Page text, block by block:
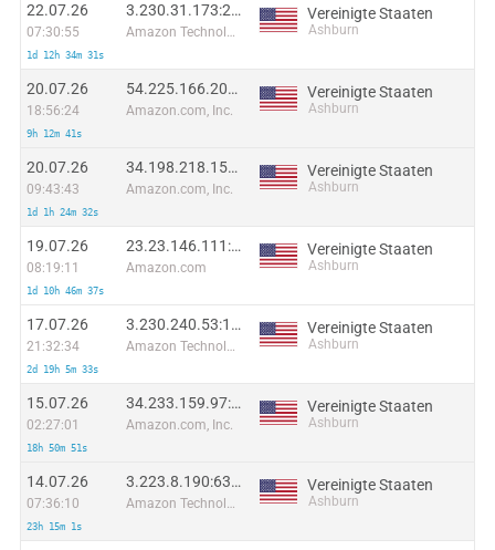
22.07.26
07:30:55
1d 12h 34m 31s
3.230.31.173:24794
Amazon Technologies Inc.
Vereinigte Staaten
Ashburn
20.07.26
18:56:24
9h 12m 41s
54.225.166.204:64411
Amazon.com, Inc.
Vereinigte Staaten
Ashburn
20.07.26
09:43:43
1d 1h 24m 32s
34.198.218.152:16359
Amazon.com, Inc.
Vereinigte Staaten
Ashburn
19.07.26
08:19:11
1d 10h 46m 37s
23.23.146.111:24011
Amazon.com
Vereinigte Staaten
Ashburn
17.07.26
21:32:34
2d 19h 5m 33s
3.230.240.53:18166
Amazon Technologies Inc.
Vereinigte Staaten
Ashburn
15.07.26
02:27:01
18h 50m 51s
34.233.159.97:2765
Amazon.com, Inc.
Vereinigte Staaten
Ashburn
14.07.26
07:36:10
23h 15m 1s
3.223.8.190:63690
Amazon Technologies Inc.
Vereinigte Staaten
Ashburn